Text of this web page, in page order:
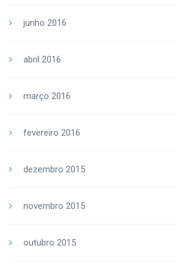
junho 2016
abril 2016
março 2016
fevereiro 2016
dezembro 2015
novembro 2015
outubro 2015